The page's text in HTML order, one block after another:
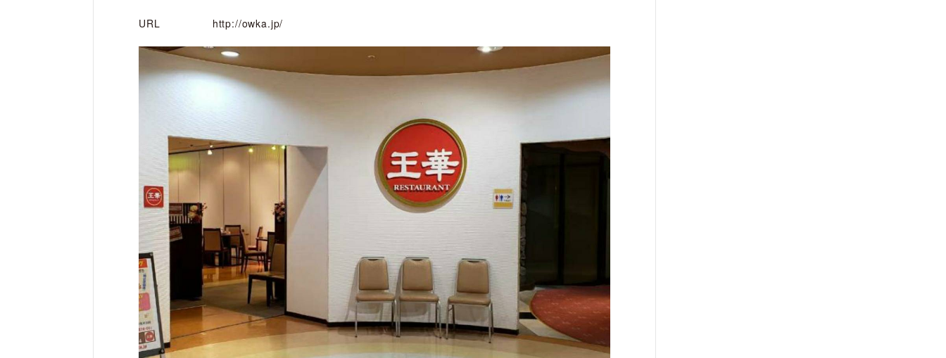
URL http://owka.jp/